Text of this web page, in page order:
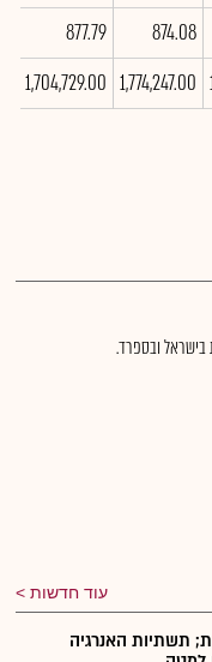
874.08
877.79
1,774,247.00
1,704,729.00
בישראל ובספרד.
עוד חדשות
תשתיות האנרגיה